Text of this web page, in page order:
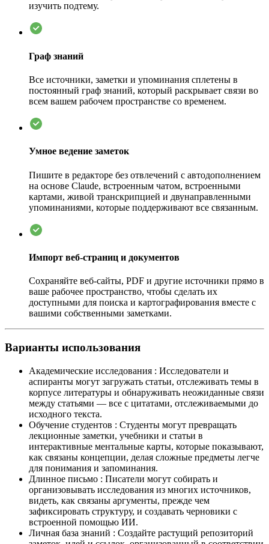
изучить подтему.
Граф знаний
Все источники, заметки и упоминания сплетены в
постоянный граф знаний, который раскрывает связи во
всем вашем рабочем пространстве со временем.
Умное ведение заметок
Пишите в редакторе без отвлечений с автодополнением
на основе Claude, встроенным чатом, встроенными
картами, живой транскрипцией и двунаправленными
упоминаниями, которые поддерживают все связанным.
Импорт веб-страниц и документов
Сохраняйте веб-сайты, PDF и другие источники прямо в
ваше рабочее пространство, чтобы сделать их
доступными для поиска и картографирования вместе с
вашими собственными заметками.
Варианты использования
Академические исследования : Исследователи и
аспиранты могут загружать статьи, отслеживать темы в
корпусе литературы и обнаруживать неожиданные связи
между статьями — все с цитатами, отслеживаемыми до
исходного текста.
Обучение студентов : Студенты могут превращать
лекционные заметки, учебники и статьи в
интерактивные ментальные карты, которые показывают,
как связаны концепции, делая сложные предметы легче
для понимания и запоминания.
Длинное письмо : Писатели могут собирать и
организовывать исследования из многих источников,
видеть, как связаны аргументы, прежде чем
зафиксировать структуру, и создавать черновики с
встроенной помощью ИИ.
Личная база знаний : Создайте растущий репозиторий